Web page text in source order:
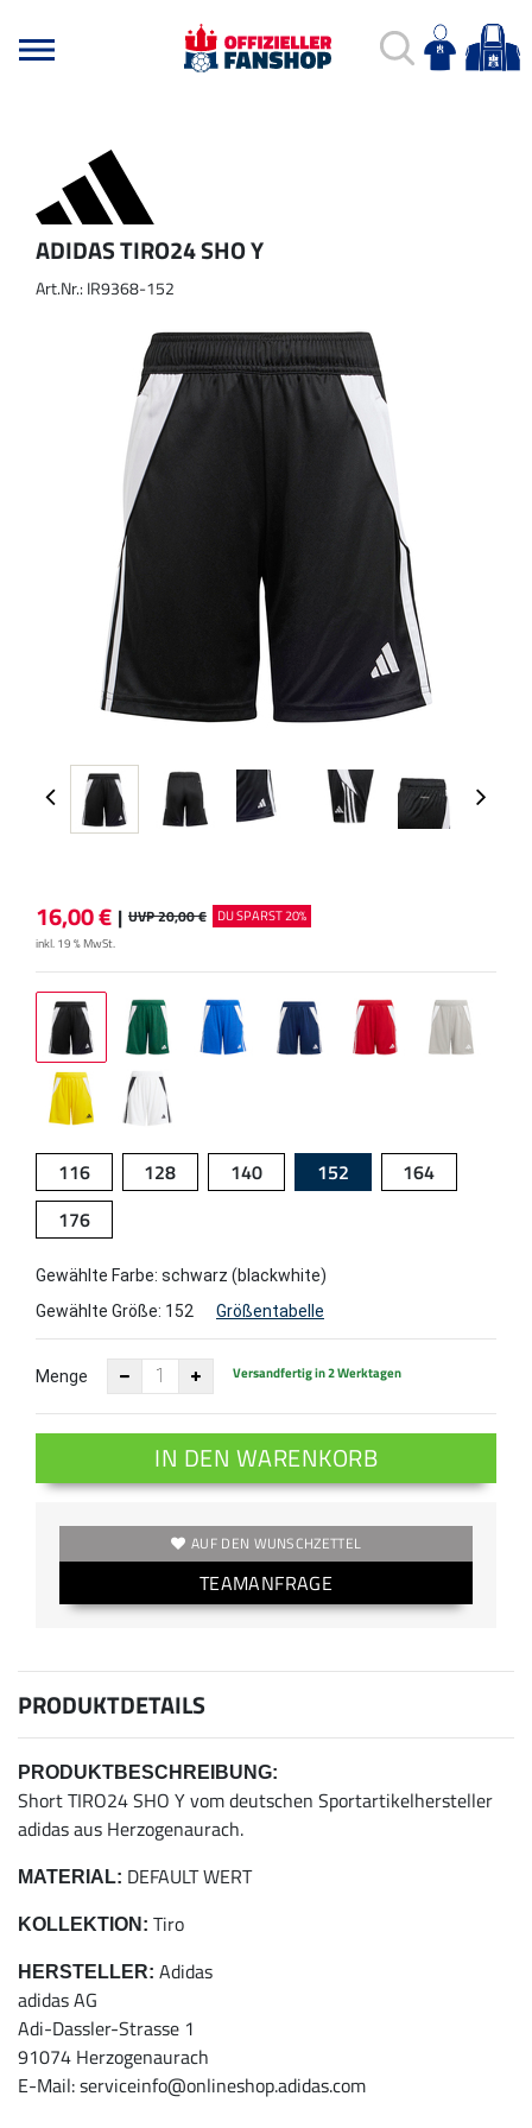
ADIDAS TIRO24 SHO Y
Art.Nr.: IR9368-152
16,00€ | UVP 20,00 € DU SPARST 20%
inkl. 19 % MwSt.
116 128 140 152
164
176
Gewählte Farbe: schwarz (blackwhite)
Gewählte Größe: 152 Größentabelle
Menge Versandfertig in 2 Werktagen
IN DEN WARENKORB
AUF DEN WUNSCHZETTEL
TEAMANFRAGE
PRODUKTDETAILS
PRODUKTBESCHREIBUNG:
Short TIRO24 SHO Y vom deutschen Sportartikelhersteller
adidas aus Herzogenaurach.
MATERIAL: DEFAULT WERT
KOLLEKTION: Tiro
HERSTELLER: Adidas
adidas AG
Adi-Dassler-Strasse 1
91074 Herzogenaurach
E-Mail: serviceinfo@onlineshop.adidas.com